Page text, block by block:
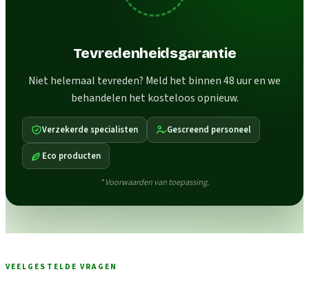
Tevredenheidsgarantie
Niet helemaal tevreden? Meld het binnen 48 uur en we
behandelen het kosteloos opnieuw.
Verzekerde specialisten Gescreend personeel
Eco producten
* Voorwaarden van toepassing.
VEELGESTELDE VRAGEN